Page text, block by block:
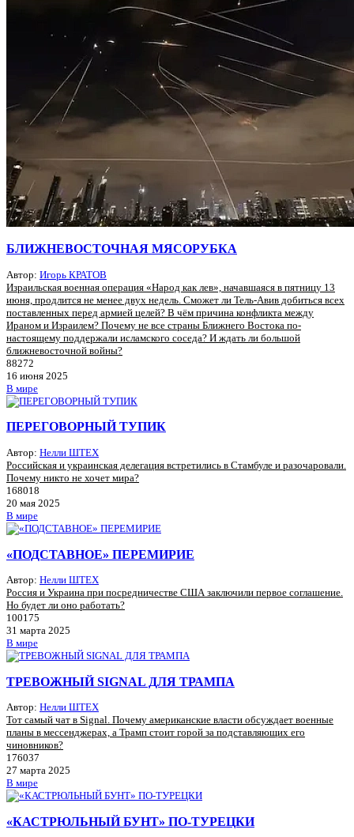
БЛИЖНЕВОСТОЧНАЯ МЯСОРУБКА
Автор: Игорь КРАТОВ
Израильская военная операция «Народ как лев», начавшаяся в пятницу 13
июня, продлится не менее двух недель. Сможет ли Тель-Авив добиться всех
поставленных перед армией целей? В чём причина конфликта между
Ираном и Израилем? Почему не все страны Ближнего Востока по-
настоящему поддержали исламского соседа? И ждать ли большой
ближневосточной войны?
88272
16 июня 2025
В мире
ПЕРЕГОВОРНЫЙ ТУПИК
Автор: Нелли ШТЕХ
Российская и украинская делегация встретились в Стамбуле и разочаровали.
Почему никто не хочет мира?
168018
20 мая 2025
В мире
«ПОДСТАВНОЕ» ПЕРЕМИРИЕ
Автор: Нелли ШТЕХ
Россия и Украина при посредничестве США заключили первое соглашение.
Но будет ли оно работать?
100175
31 марта 2025
В мире
ТРЕВОЖНЫЙ SIGNAL ДЛЯ ТРАМПА
Автор: Нелли ШТЕХ
Тот самый чат в Signal. Почему американские власти обсуждает военные
планы в мессенджерах, а Трамп стоит горой за подставляющих его
чиновников?
176037
27 марта 2025
В мире
«КАСТРЮЛЬНЫЙ БУНТ» ПО-ТУРЕЦКИ